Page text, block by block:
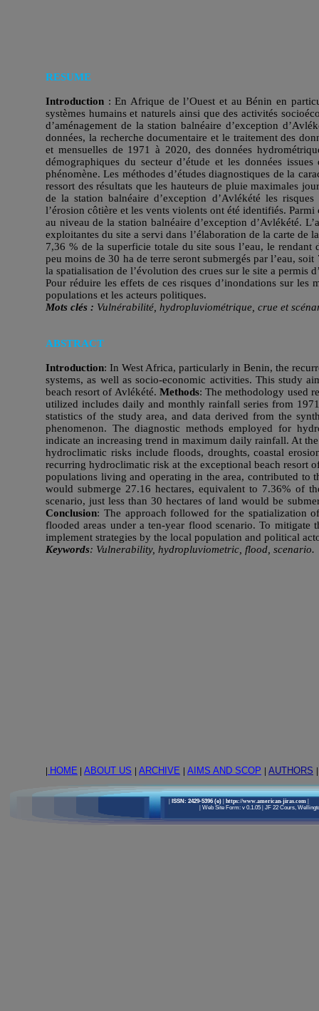
| HOME | ABOUT US | ARCHIVE | AIMS AND SCOP | AUTHORS |
RESUME
Introduction : En Afrique de l’Ouest et au Bénin en
systèmes humains et naturels ainsi que des activités
d’aménagement de la station balnéaire d’exception
données, la recherche documentaire et le traitement des
et mensuelles de 1971 à 2020, des données
démographiques du secteur d’étude et les données
phénomène. Les méthodes d’études diagnostiques de la
ressort des résultats que les hauteurs de pluie maximales
de la station balnéaire d’exception d’Avlékété les
l’érosion côtière et les vents violents ont été identifiés.
au niveau de la station balnéaire d’exception d’Avlékété.
exploitantes du site a servi dans l’élaboration de la carte de
7,36 % de la superficie totale du site sous l’eau, le
peu moins de 30 ha de terre seront submergés par l’eau,
la spatialisation de l’évolution des crues sur le site a permis
Pour réduire les effets de ces risques d’inondations sur les
populations et les acteurs politiques.
Mots clés : Vulnérabilité, hydropluviométrique, crue et
ABSTRACT
Introduction: In West Africa, particularly in Benin, the
systems, as well as socio-economic activities. This study
beach resort of Avlékété. Methods: The methodology used
utilized includes daily and monthly rainfall series from
statistics of the study area, and data derived from the
phenomenon. The diagnostic methods employed for
indicate an increasing trend in maximum daily rainfall. At
hydroclimatic risks include floods, droughts, coastal
recurring hydroclimatic risk at the exceptional beach resort
populations living and operating in the area, contributed to
would submerge 27.16 hectares, equivalent to 7.36% of
scenario, just less than 30 hectares of land would be
Conclusion: The approach followed for the spatialization
flooded areas under a ten-year flood scenario. To
implement strategies by the local population and political
Keywords: Vulnerability, hydropluviometric, flood, scenario.
| ISSN: 2429-5396 (e)| https://www.american-jiras.com |
| Web Site Form: v 0.1.05 | JF 22 Cours,